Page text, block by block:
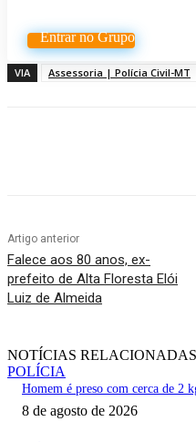
Entrar no Grupo
VIA Assessoria | Polícia Civil-MT
Artigo anterior
Falece aos 80 anos, ex-
prefeito de Alta Floresta Elói
Luiz de Almeida
NOTÍCIAS RELACIONADAS
POLÍCIA
Homem é preso com cerca de 2
8 de agosto de 2026